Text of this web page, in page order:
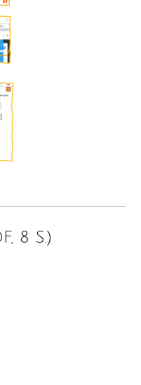
8 S.)